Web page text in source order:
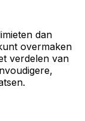
dan
overmaken
verdelen van